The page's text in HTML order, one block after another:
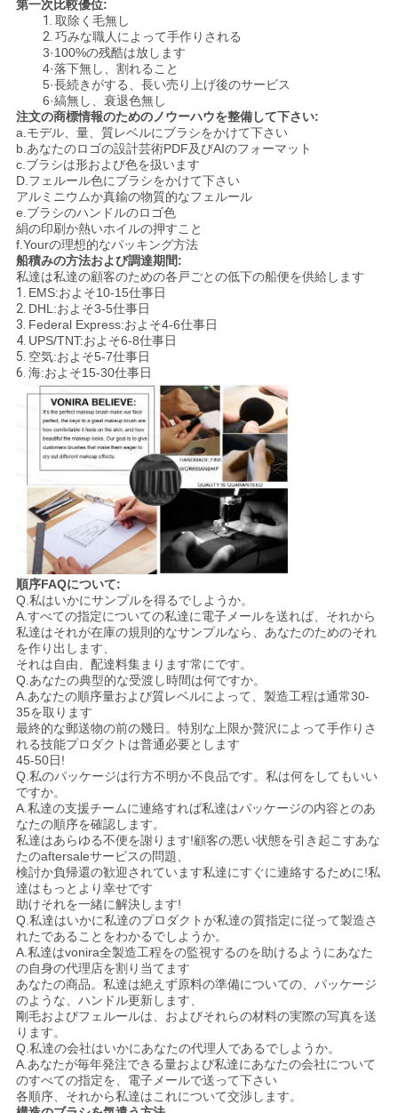
第一次比較優位:
1. 取除く毛無し
2. 巧みな職人によって手作りされる
3·100%の残酷は放します
4·落下無し、割れること
5·長続きがする、長い売り上げ後のサービス
6·縞無し、衰退色無し
注文の商標情報のためのノウーハウを整備して下さい:
a.モデル、量、質レベルにブラシをかけて下さい
b.あなたのロゴの設計芸術PDF及びAIのフォーマット
c.ブラシは形および色を扱います
D.フェルール色にブラシをかけて下さい
アルミニウムか真鍮の物質的なフェルール
e.ブラシのハンドルのロゴ色
絹の印刷か熱いホイルの押すこと
f.Yourの理想的なパッキング方法
船積みの方法および調達期間:
私達は私達の顧客のための各戸ごとの低下の船便を供給します
1. EMS:およそ10-15仕事日
2. DHL:およそ3-5仕事日
3. Federal Express:およそ4-6仕事日
4. UPS/TNT:およそ6-8仕事日
5. 空気:およそ5-7仕事日
6. 海:およそ15-30仕事日
順序FAQについて:
Q.私はいかにサンプルを得るでしようか。
A.すべての指定についての私達に電子メールを送れば、それから
私達はそれが在庫の規則的なサンプルなら、あなたのためのそれ
を作り出します、
それは自由、配達料集まります常にです。
Q.あなたの典型的な受渡し時間は何ですか。
A.あなたの順序量および質レベルによって、製造工程は通常30-
35を取ります
最終的な郵送物の前の幾日。特別な上限か贅沢によって手作りさ
れる技能プロダクトは普通必要とします
45-50日!
Q.私のパッケージは行方不明か不良品です。私は何をしてもいい
ですか。
A.私達の支援チームに連絡すれば私達はパッケージの内容とのあ
なたの順序を確認します。
私達はあらゆる不便を謝ります!顧客の悪い状態を引き起こすあな
たのaftersaleサービスの問題、
検討か負帰還の歓迎されています私達にすぐに連絡するために!私
達はもっとより幸せです
助けそれを一緒に解決します!
Q.私達はいかに私達のプロダクトが私達の質指定に従って製造さ
れたであることをわかるでしようか。
A.私達はvonira全製造工程をの監視するのを助けるようにあなた
の自身の代理店を割り当てます
あなたの商品。私達は絶えず原料の準備についての、パッケージ
のような、ハンドル更新します、
剛毛およびフェルールは、およびそれらの材料の実際の写真を送
ります。
Q.私達の会社はいかにあなたの代理人であるでしようか。
A.あなたが毎年発注できる量および私達にあなたの会社について
のすべての指定を、電子メールで送って下さい
各順序、それから私達はこれについて交渉します。